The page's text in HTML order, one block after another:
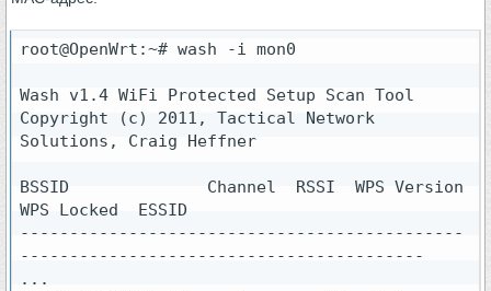
root@OpenWrt:~# wash -i mon0
Wash v1.4 WiFi Protected Setup Scan Tool
Copyright (c) 2011, Tactical Network
Solutions, Craig Heffner
BSSID              Channel  RSSI  WPS Version
WPS Locked  ESSID
---------------------------------------------
-----------------------------------------
...